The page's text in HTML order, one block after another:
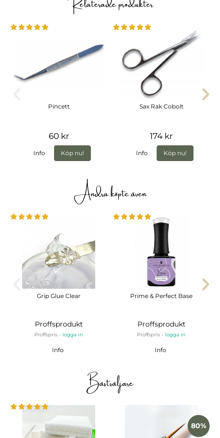
Pincett
60 kr
Info Köp nu!
Sax Rak Cobolt
174 kr
Info Köp nu!
Andra köpte även
Grip Glue Clear
Proffsprodukt
Proffspris - logga in
Info
Prime & Perfect Base
Proffsprodukt
Proffspris - logga in
Info
Bästsäljare
80%